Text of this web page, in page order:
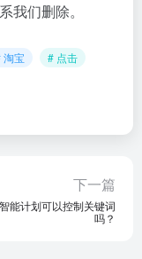
我们删除。
淘宝 # 点击
下一篇
能计划可以控制关键词
吗？